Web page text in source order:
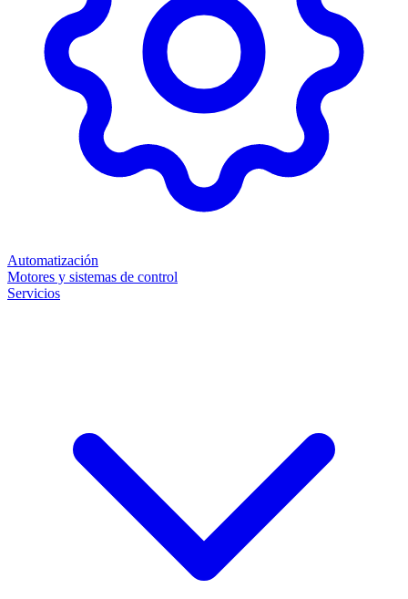
Automatización
Motores y sistemas de control
Servicios